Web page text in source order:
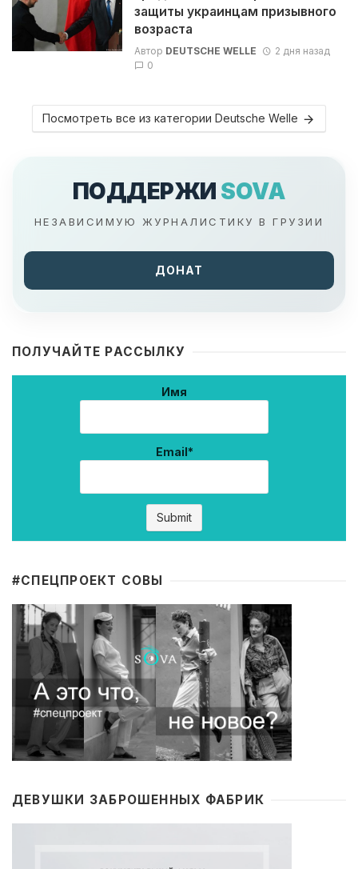
защиты украинцам призывного
возраста
Автор DEUTSCHE WELLE
2 дня назад
0
Посмотреть все из категории Deutsche Welle
ПОДДЕРЖИ SOVA
НЕЗАВИСИМУЮ ЖУРНАЛИСТИКУ В ГРУЗИИ
ДОНАТ
ПОЛУЧАЙТЕ РАССЫЛКУ
Имя
Email*
#CПЕЦПРОЕКТ СОВЫ
ДЕВУШКИ ЗАБРОШЕННЫХ ФАБРИК